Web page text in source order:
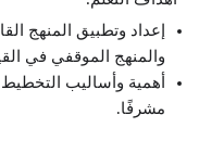
إعداد وتطبيق المنهج
والمنهج الموقفي في
أهمية وأساليب التخطيط
مشرفًا.